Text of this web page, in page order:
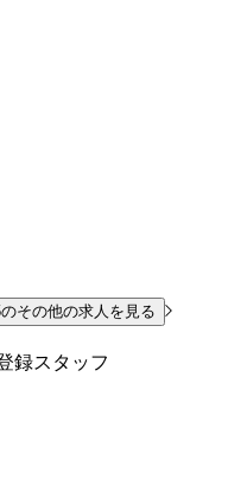
その他の求人を見る
録スタッフ